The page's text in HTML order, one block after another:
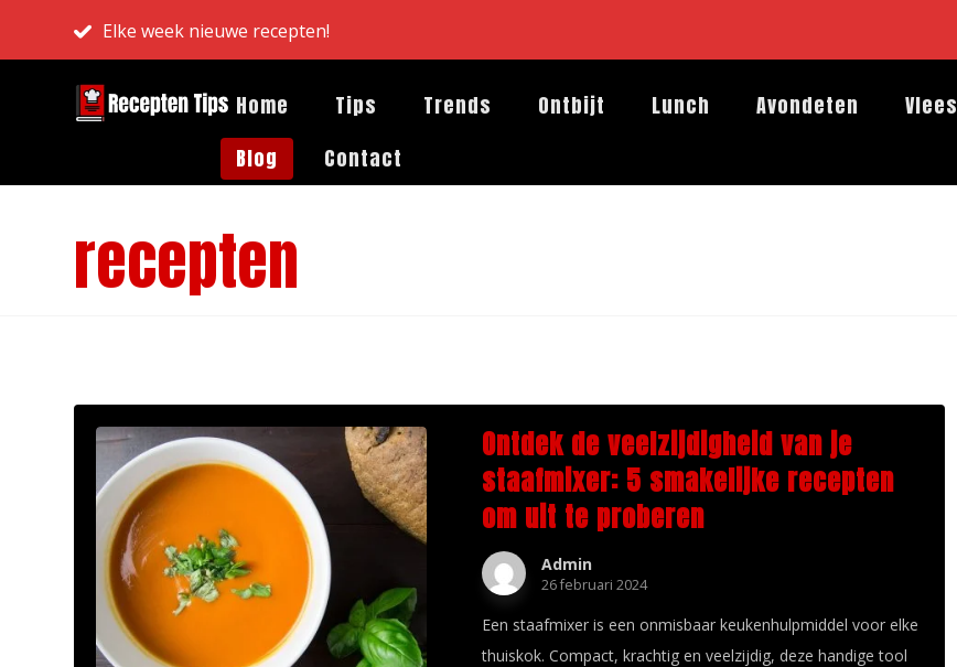
Elke week nieuwe recepten!
Home Tips Trends Ontbijt Lunch Avondeten Vlees
Blog
Contact
recepten
Ontdek de veelzijdigheid van je
staafmixer: 5 smakelijke recepten
om uit te proberen
Admin
26 februari 2024
Een staafmixer is een onmisbaar keukenhulpmiddel voor elke
thuiskok. Compact, krachtig en veelzijdig, deze handige tool